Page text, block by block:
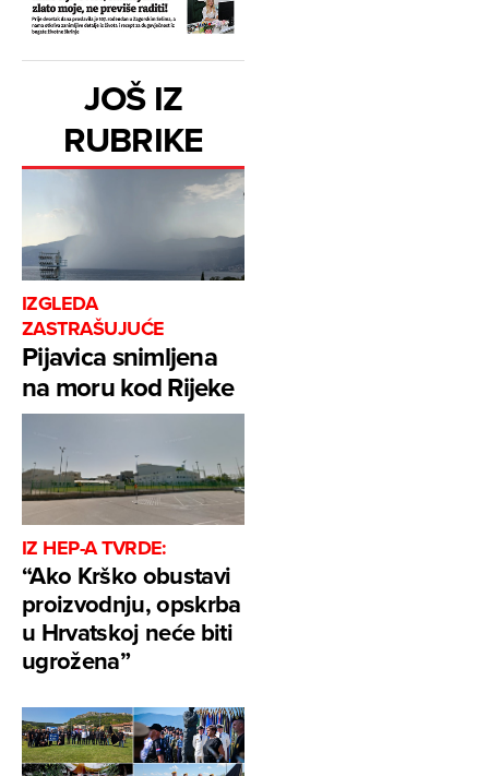
JOŠ IZ
RUBRIKE
IZGLEDA
ZASTRAŠUJUĆE
Pijavica snimljena
na moru kod Rijeke
IZ HEP-A TVRDE:
“Ako Krško obustavi
proizvodnju, opskrba
u Hrvatskoj neće biti
ugrožena”